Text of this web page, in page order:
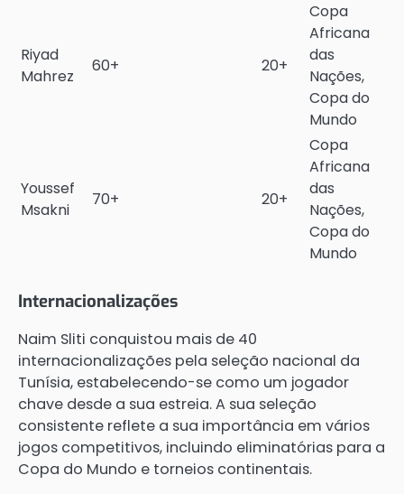
Riyad
Mahrez
60+ 20+
Copa
Africana
das
Nações,
Copa do
Mundo
Youssef
Msakni
70+ 20+
Copa
Africana
das
Nações,
Copa do
Mundo
Internacionalizações
Naim Sliti conquistou mais de 40
internacionalizações pela seleção nacional da
Tunísia, estabelecendo-se como um jogador
chave desde a sua estreia. A sua seleção
consistente reflete a sua importância em vários
jogos competitivos, incluindo eliminatórias para a
Copa do Mundo e torneios continentais.